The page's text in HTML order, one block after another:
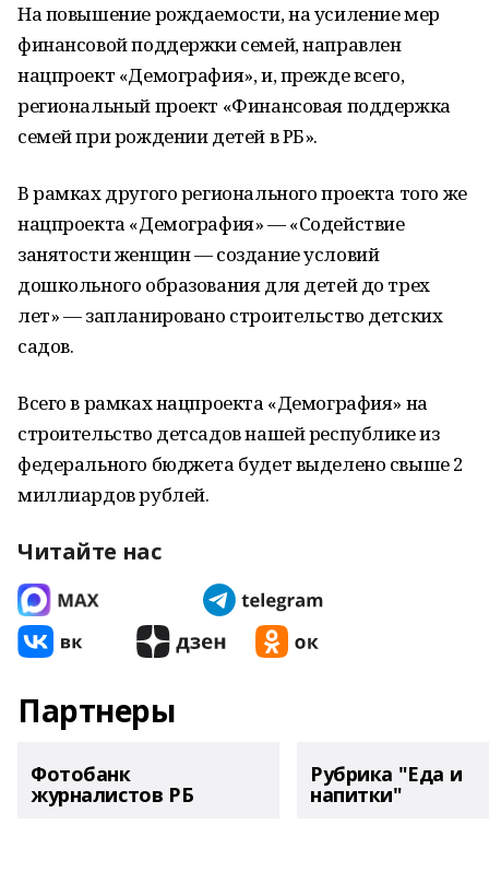
На повышение рождаемости, на усиление мер
финансовой поддержки семей, направлен
нацпроект «Демография», и, прежде всего,
региональный проект «Финансовая поддержка
семей при рождении детей в РБ».
В рамках другого регионального проекта того же
нацпроекта «Демография» — «Содействие
занятости женщин — создание условий
дошкольного образования для детей до трех
лет» — запланировано строительство детских
садов.
Всего в рамках нацпроекта «Демография» на
строительство детсадов нашей республике из
федерального бюджета будет выделено свыше 2
миллиардов рублей.
Читайте нас
Партнеры
Фотобанк
журналистов РБ
Рубрика "Еда и
напитки"